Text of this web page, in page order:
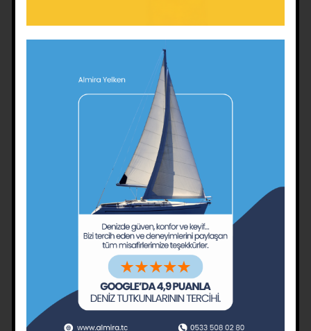
İçme suyu; yaz aylarında kişi başı 2 LT/Gün
olarak hesaplanmalıdır, bunun bir kısmı
yemek ve çay içinde kullanıla bilinir.
Güneş vücudun enerjisini aldığından, enerji
arttırıcı yiyecek ve içeceklere önem
Vücut suyu azaldığında halsizlik, baş
dönmesi, dikkat dağınıklığı başlar, Teknede
düzenli olarak su içilmelidir.
Vakit geçirmek için 2-3-4 kişinin oynaya
bileceği oyunlar (Okey, Tavla, Monopoly,
oyun kağıdı) bulundurulmalı.
Seyirde Kurallar